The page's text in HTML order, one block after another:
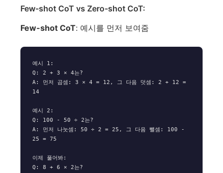
Few-shot CoT vs Zero-shot CoT:
Few-shot CoT: 예시를 먼저 보여줌
예시 1:
Q: 2 + 3 × 4는?
A: 먼저 곱셈: 3 × 4 = 12, 그 다음 덧셈: 2 + 12 =
14
예시 2:
Q: 100 - 50 ÷ 2는?
A: 먼저 나눗셈: 50 ÷ 2 = 25, 그 다음 뺄셈: 100 -
25 = 75
이제 풀어봐: